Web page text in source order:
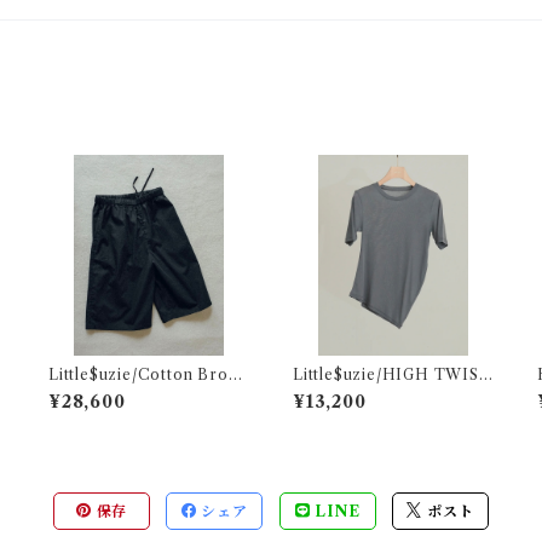
Little$uzie/Cotton Broad
Easy Shorts (Black)
¥28,600
Little$uzie/HIGH TWIST
JERSEY DISTORTED S/S
TEE(Gray)
¥13,200
保存 シェア LINE ポスト